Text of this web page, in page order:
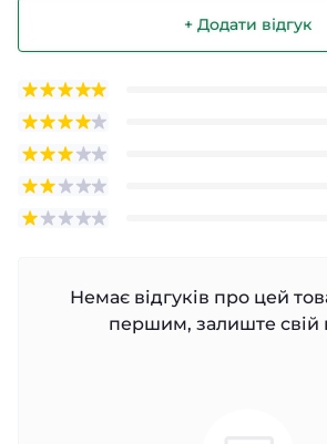
+ Додати відгук
Немає відгуків про цей
першим, залиште свій